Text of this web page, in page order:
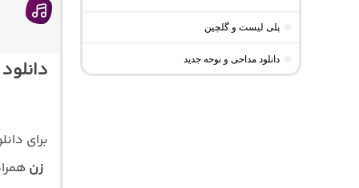
برای
زن
پلی لیست و گلچین
دانلود مداحی و نوحه جدید